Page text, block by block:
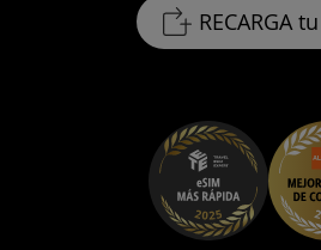
RECARGA